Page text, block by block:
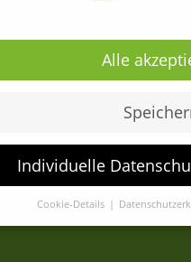
ADR Gefahrengutlenkerkurse
C95 Weiterbildung
News
Kontakt
Alle
Individuelle
Cookie-Details